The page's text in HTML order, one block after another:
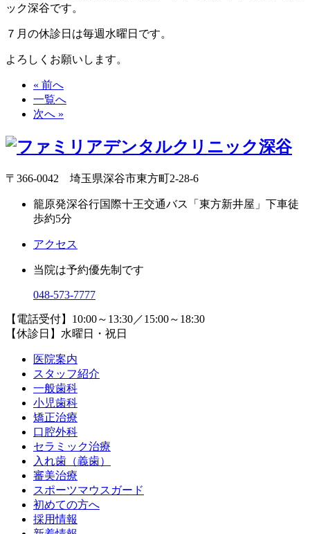
ック深谷です。
７月の休診日は毎週水曜日です。
よろしくお願いします。
« 前へ
一覧へ
次へ »
〒366-0042 埼玉県深谷市東方町2-28-6
籠原発深谷行国際十王交通バス「東方新井屋」下車徒
歩約5分
アクセス
当院は予約優先制です
048-573-7777
【電話受付】10:00～13:30／15:00～18:30
【休診日】水曜日・祝日
医院案内
スタッフ紹介
一般歯科
小児歯科
矯正治療
口腔外科
セラミック治療
入れ歯（義歯）
審美治療
スポーツマウスガード
初めての方へ
採用情報